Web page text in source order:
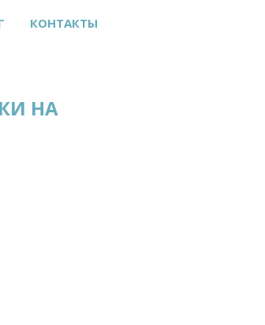
КОНТАКТЫ
НА